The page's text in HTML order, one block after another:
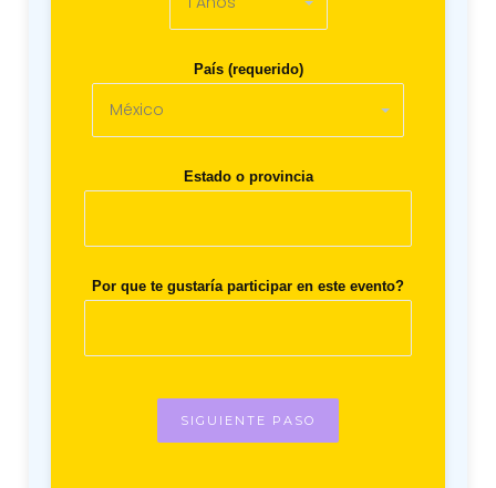
País (requerido)
Estado o provincia
Por que te gustaría participar en este evento?